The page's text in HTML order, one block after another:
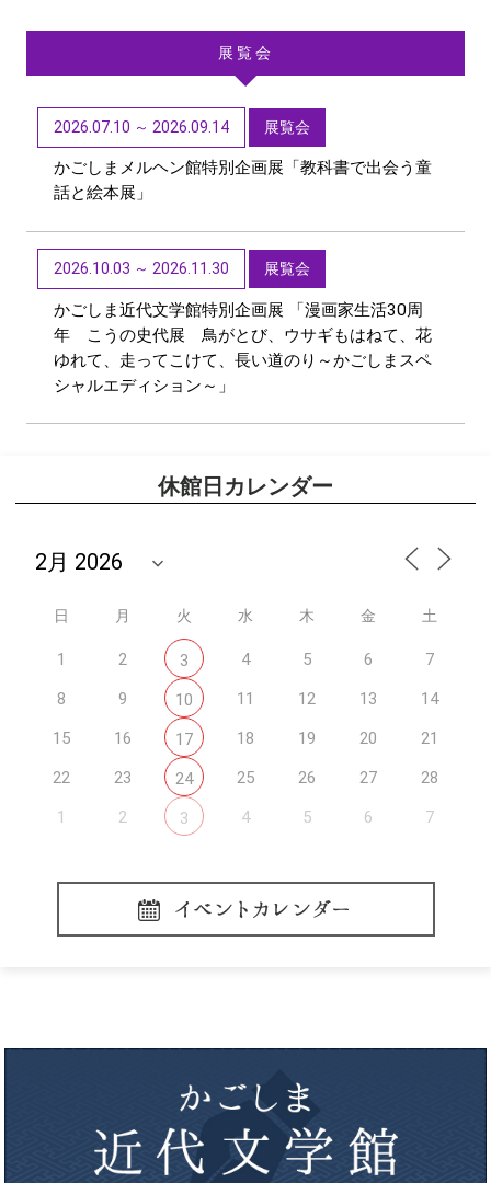
展覧会
2026.07.10 ～ 2026.09.14 展覧会
かごしまメルヘン館特別企画展「教科書で出会う童
話と絵本展」
2026.10.03 ～ 2026.11.30 展覧会
かごしま近代文学館特別企画展 「漫画家生活30周
年 こうの史代展 鳥がとび、ウサギもはねて、花
ゆれて、走ってこけて、長い道のり～かごしまスペ
シャルエディション～」
休館日カレンダー
日 月 火 水 木 金 土
1 2 3 4 5 6
7
8
9 10 11 12 13
14
15
16 17 18 19 20
21
22
23 24 25 26 27
28
1
2 3 4 5 6 7